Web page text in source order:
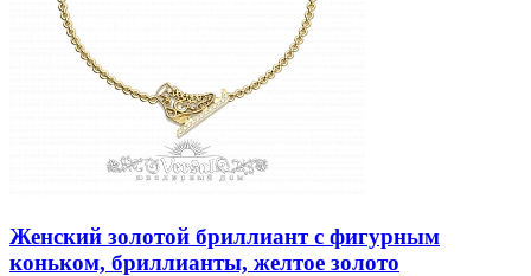
Женский золотой бриллиант с фигурным
коньком, бриллианты, желтое золото